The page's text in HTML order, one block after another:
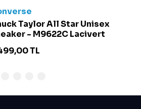
Taylor All Star Unisex
- M9622C Lacivert
TL